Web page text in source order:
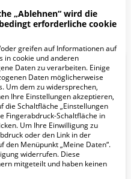
Fragen zu dieser Klinik.
MVZ KfH-
„Ablehnen“ wird die
erforderliche cookie
greifen auf Informationen auf
in cookie und anderen
Daten zu verarbeiten. Einige
Daten möglicherweise
Um dem zu widersprechen,
Ihre Einstellungen akzeptieren,
die Schaltfläche „Einstellungen
Fingerabdruck-Schaltfläche in
Um Ihre Einwilligung zu
oder den Link in der
den Menüpunkt „Meine Daten“.
widerrufen. Diese
mitgeteilt und haben keinen